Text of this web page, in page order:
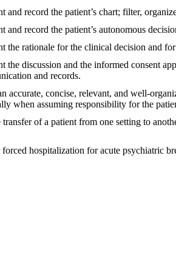
and record the patient’s chart; filter,
and record the patient’s autonomous
the rationale for the clinical decision and
the discussion and the informed consent
and records.
accurate, concise, relevant, and well-
when assuming responsibility for the
transfer of a patient from one setting to
forced hospitalization for acute psychiatric